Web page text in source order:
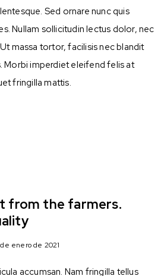
Sed ornare nunc quis
Nullam sollicitudin lectus dolor, nec
massa tortor, facilisis nec blandit
Morbi imperdiet eleifend felis at
fringilla mattis.
from the farmers.
enero de 2021
accumsan. Nam fringilla tellus